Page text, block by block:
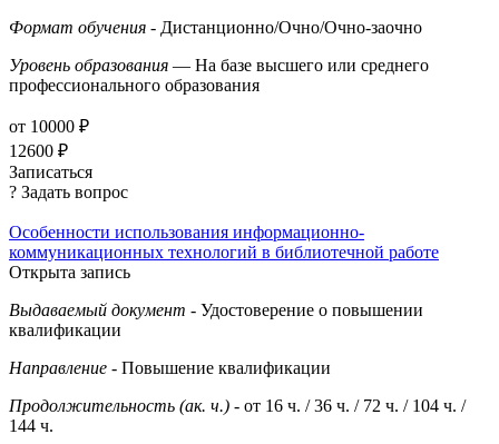
Формат обучения - Дистанционно/Очно/Очно-заочно
Уровень образования — На базе высшего или среднего
профессионального образования
от 10000 ₽
12600 ₽
Записаться
? Задать вопрос
Особенности использования информационно-
коммуникационных технологий в библиотечной работе
Открыта запись
Выдаваемый документ - Удостоверение о повышении
квалификации
Направление - Повышение квалификации
Продолжительность (ак. ч.) - от 16 ч. / 36 ч. / 72 ч. / 104 ч. /
144 ч.